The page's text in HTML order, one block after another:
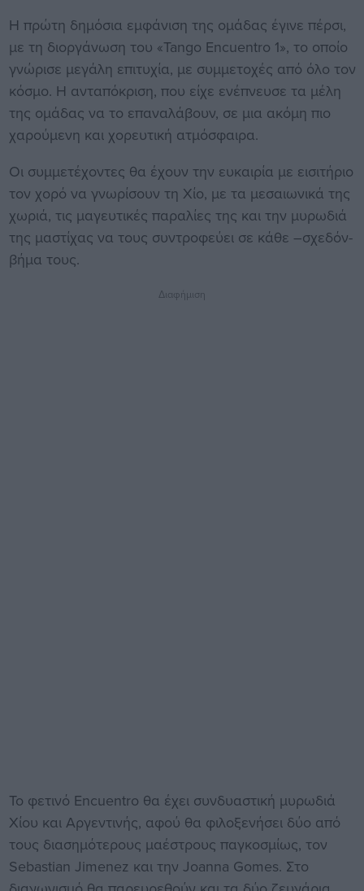
Η πρώτη δημόσια εμφάνιση της ομάδας έγινε πέρσι,
με τη διοργάνωση του «Tango Encuentro 1», το οποίο
γνώρισε μεγάλη επιτυχία, με συμμετοχές από όλο τον
κόσμο. Η ανταπόκριση, που είχε ενέπνευσε τα μέλη
της ομάδας να το επαναλάβουν, σε μια ακόμη πιο
χαρούμενη και χορευτική ατμόσφαιρα.
Οι συμμετέχοντες θα έχουν την ευκαιρία με εισιτήριο
τον χορό να γνωρίσουν τη Χίο, με τα μεσαιωνικά της
χωριά, τις μαγευτικές παραλίες της και την μυρωδιά
της μαστίχας να τους συντροφεύει σε κάθε –σχεδόν-
βήμα τους.
Διαφήμιση
Το φετινό Encuentro θα έχει συνδυαστική μυρωδιά
Χίου και Αργεντινής, αφού θα φιλοξενήσει δύο από
τους διασημότερους μαέστρους παγκοσμίως, τον
Sebastian Jimenez και την Joanna Gomes. Στο